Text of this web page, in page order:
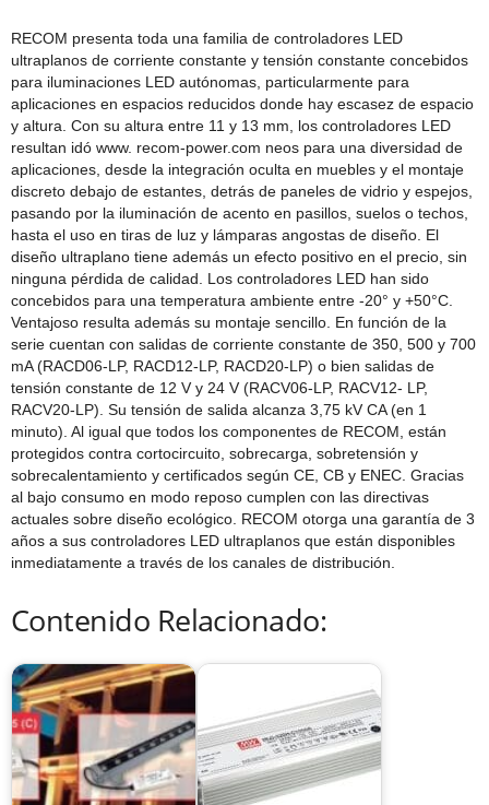
RECOM presenta toda una familia de controladores LED
ultraplanos de corriente constante y tensión constante concebidos
para iluminaciones LED autónomas, particularmente para
aplicaciones en espacios reducidos donde hay escasez de espacio
y altura. Con su altura entre 11 y 13 mm, los controladores LED
resultan idó www. recom-power.com neos para una diversidad de
aplicaciones, desde la integración oculta en muebles y el montaje
discreto debajo de estantes, detrás de paneles de vidrio y espejos,
pasando por la iluminación de acento en pasillos, suelos o techos,
hasta el uso en tiras de luz y lámparas angostas de diseño. El
diseño ultraplano tiene además un efecto positivo en el precio, sin
ninguna pérdida de calidad. Los controladores LED han sido
concebidos para una temperatura ambiente entre -20° y +50°C.
Ventajoso resulta además su montaje sencillo. En función de la
serie cuentan con salidas de corriente constante de 350, 500 y 700
mA (RACD06-LP, RACD12-LP, RACD20-LP) o bien salidas de
tensión constante de 12 V y 24 V (RACV06-LP, RACV12- LP,
RACV20-LP). Su tensión de salida alcanza 3,75 kV CA (en 1
minuto). Al igual que todos los componentes de RECOM, están
protegidos contra cortocircuito, sobrecarga, sobretensión y
sobrecalentamiento y certificados según CE, CB y ENEC. Gracias
al bajo consumo en modo reposo cumplen con las directivas
actuales sobre diseño ecológico. RECOM otorga una garantía de 3
años a sus controladores LED ultraplanos que están disponibles
inmediatamente a través de los canales de distribución.
Contenido Relacionado: